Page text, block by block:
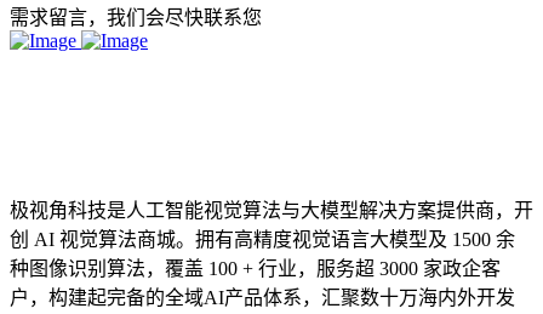
需求留言，我们会尽快联系您
极视角科技是人工智能视觉算法与大模型解决方案提供商，开
创 AI 视觉算法商城。拥有高精度视觉语言大模型及 1500 余
种图像识别算法，覆盖 100 + 行业，服务超 3000 家政企客
户，构建起完备的全域AI产品体系，汇聚数十万海内外开发